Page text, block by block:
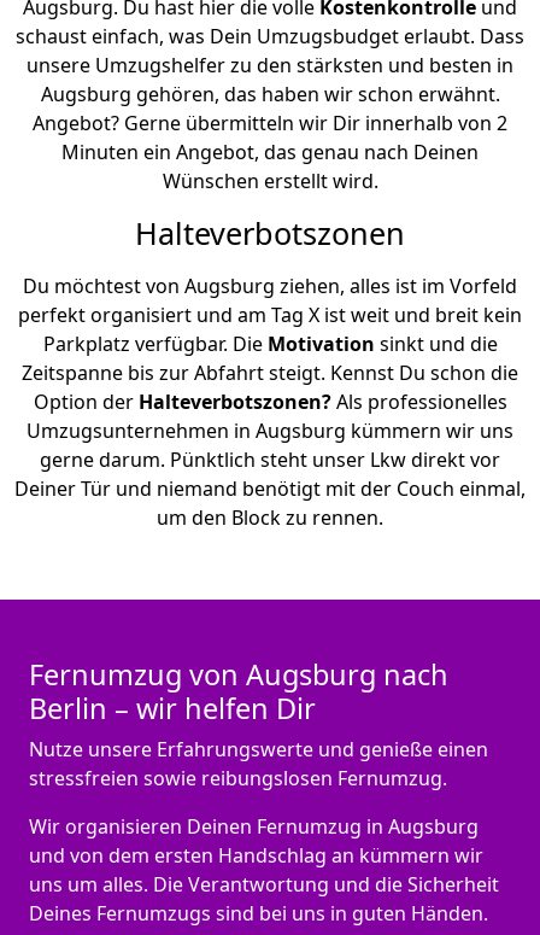
Augsburg. Du hast hier die volle Kostenkontrolle und
schaust einfach, was Dein Umzugsbudget erlaubt. Dass
unsere Umzugshelfer zu den stärksten und besten in
Augsburg gehören, das haben wir schon erwähnt.
Angebot? Gerne übermitteln wir Dir innerhalb von 2
Minuten ein Angebot, das genau nach Deinen
Wünschen erstellt wird.
Halteverbotszonen
Du möchtest von Augsburg ziehen, alles ist im Vorfeld
perfekt organisiert und am Tag X ist weit und breit kein
Parkplatz verfügbar. Die Motivation sinkt und die
Zeitspanne bis zur Abfahrt steigt. Kennst Du schon die
Option der Halteverbotszonen?Als professionelles
Umzugsunternehmen in Augsburg kümmern wir uns
gerne darum. Pünktlich steht unser Lkw direkt vor
Deiner Tür und niemand benötigt mit der Couch einmal,
um den Block zu rennen.
Fernumzug von Augsburg nach
Berlin – wir helfen Dir
Nutze unsere Erfahrungswerte und genieße einen
stressfreien sowie reibungslosen Fernumzug.
Wir organisieren Deinen Fernumzug in Augsburg
und von dem ersten Handschlag an kümmern wir
uns um alles. Die Verantwortung und die Sicherheit
Deines Fernumzugs sind bei uns in guten Händen.